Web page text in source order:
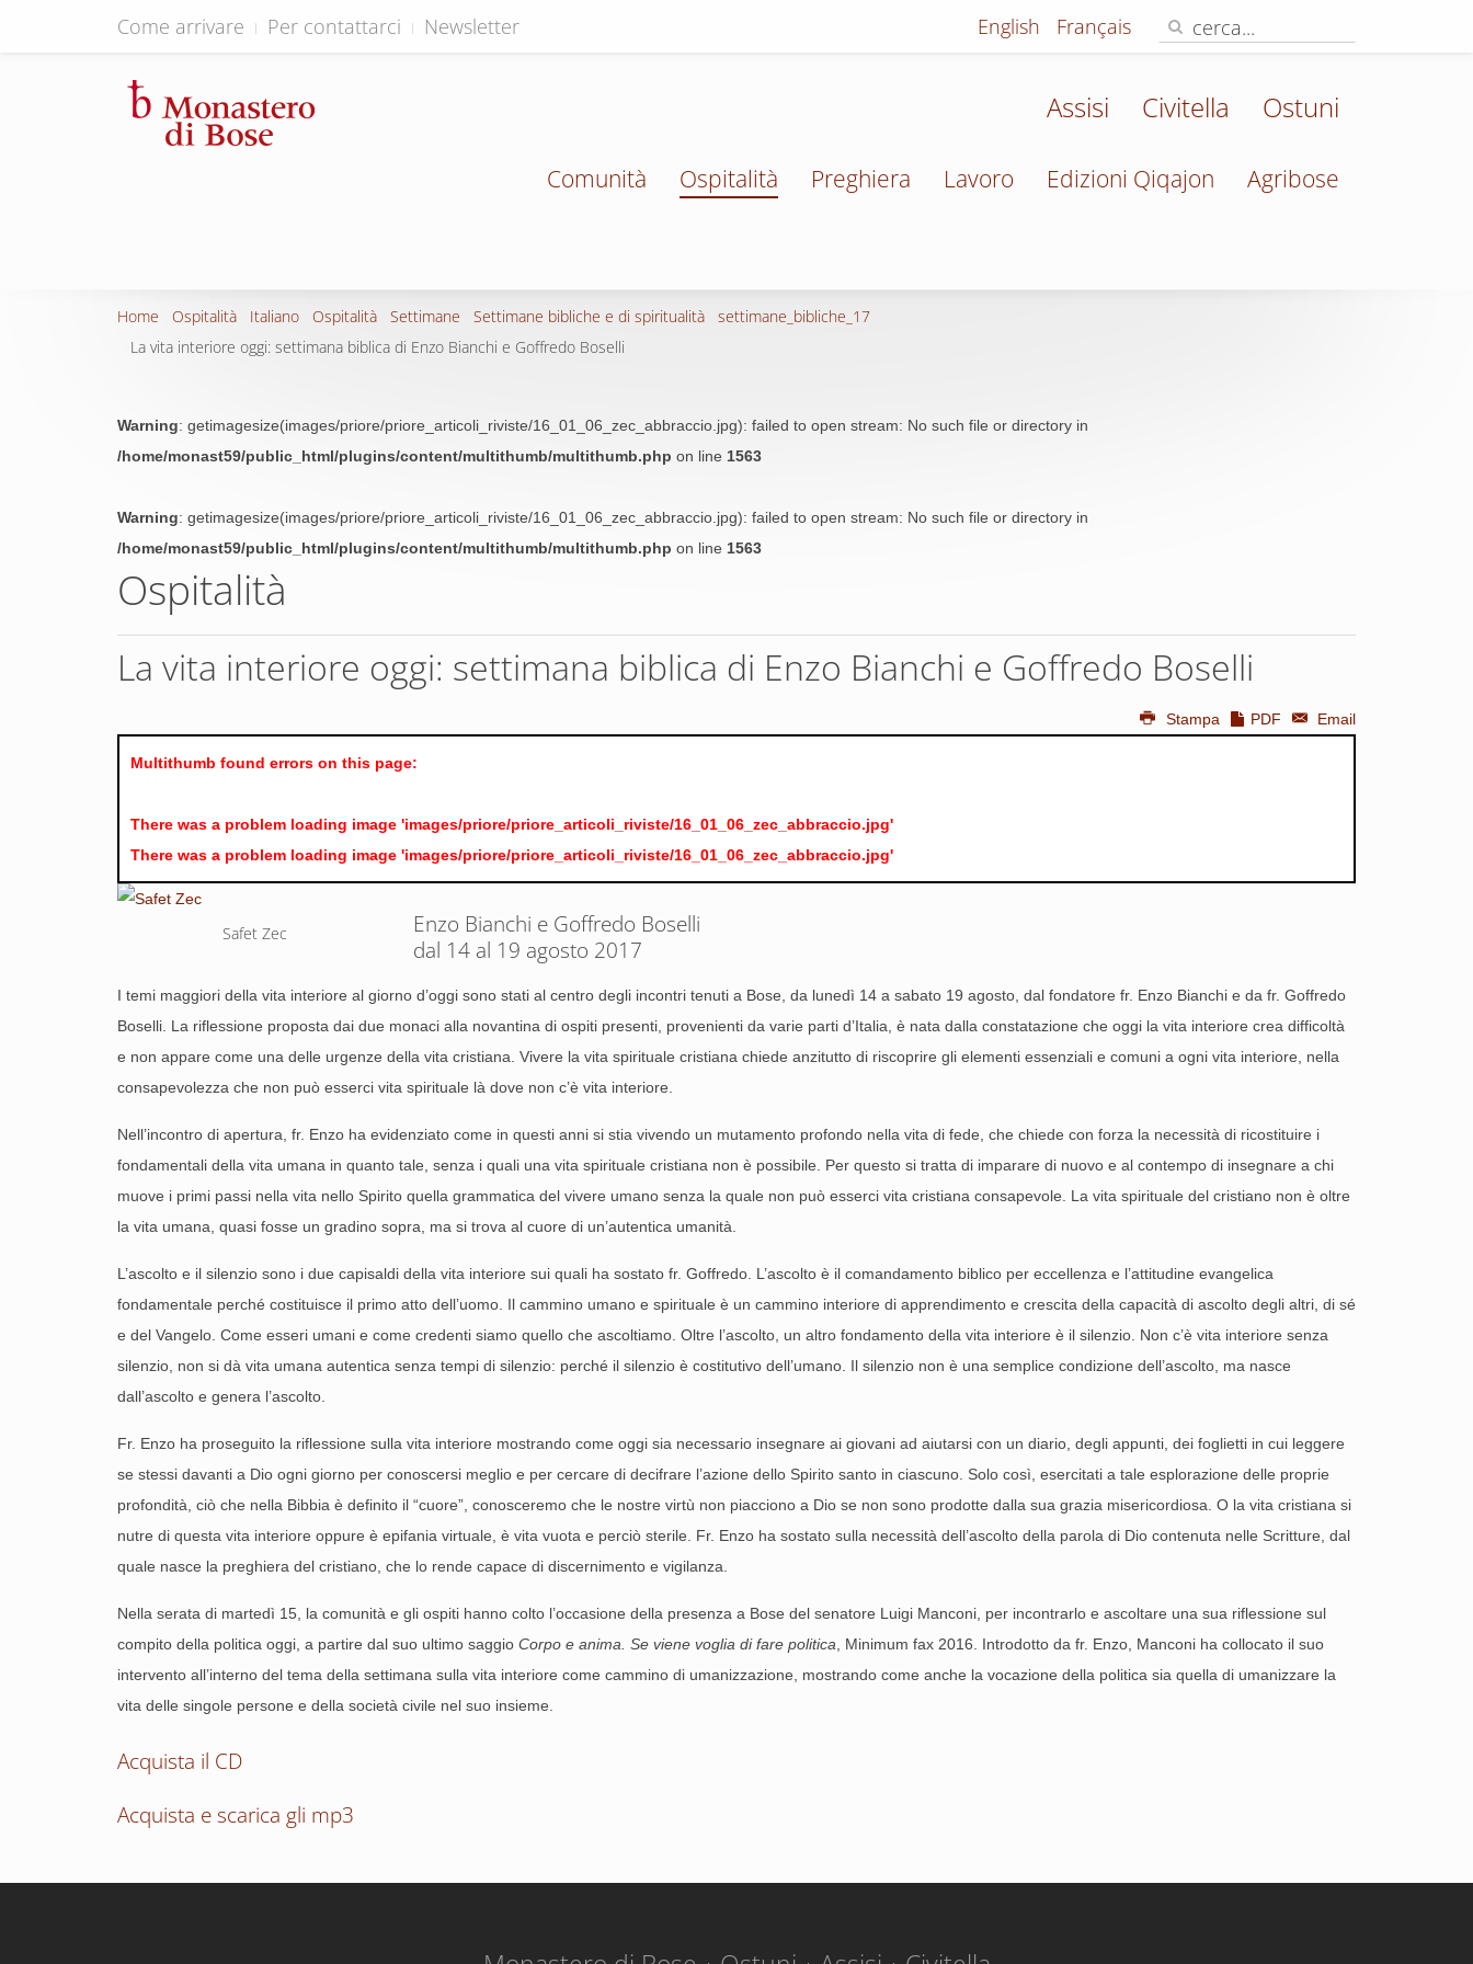
Come arrivare Per contattarci Newsletter English Français
Assisi Civitella Ostuni
Comunità Ospitalità Preghiera Lavoro Edizioni Qiqajon Agribose
Home Ospitalità Italiano Ospitalità Settimane Settimane bibliche e di spiritualità
settimane_bibliche_17
La vita interiore oggi: settimana biblica di Enzo Bianchi e Goffredo Boselli
Warning: getimagesize(images/priore/priore_articoli_riviste/16_01_06_zec_abbraccio.jpg): failed to open stream: No such file or directory in
/home/monast59/public_html/plugins/content/multithumb/multithumb.php on line 1563
Warning: getimagesize(images/priore/priore_articoli_riviste/16_01_06_zec_abbraccio.jpg): failed to open stream: No such file or directory in
/home/monast59/public_html/plugins/content/multithumb/multithumb.php on line 1563
Ospitalità
La vita interiore oggi: settimana biblica di Enzo Bianchi e Goffredo Boselli
Stampa PDF Email
Multithumb found errors on this page:
There was a problem loading image 'images/priore/priore_articoli_riviste/16_01_06_zec_abbraccio.jpg'
There was a problem loading image 'images/priore/priore_articoli_riviste/16_01_06_zec_abbraccio.jpg'
Safet Zec
Enzo Bianchi e Goffredo Boselli
dal 14 al 19 agosto 2017
I temi maggiori della vita interiore al giorno d’oggi sono stati al centro degli incontri tenuti a Bose, da lunedì 14 a sabato 19 agosto, dal fondatore fr. Enzo Bianchi e da fr. Goffredo
Boselli. La riflessione proposta dai due monaci alla novantina di ospiti presenti, provenienti da varie parti d’Italia, è nata dalla constatazione che oggi la vita interiore crea difficoltà
e non appare come una delle urgenze della vita cristiana. Vivere la vita spirituale cristiana chiede anzitutto di riscoprire gli elementi essenziali e comuni a ogni vita interiore, nella
consapevolezza che non può esserci vita spirituale là dove non c’è vita interiore.
Nell’incontro di apertura, fr. Enzo ha evidenziato come in questi anni si stia vivendo un mutamento profondo nella vita di fede, che chiede con forza la necessità di ricostituire i
fondamentali della vita umana in quanto tale, senza i quali una vita spirituale cristiana non è possibile. Per questo si tratta di imparare di nuovo e al contempo di insegnare a chi
muove i primi passi nella vita nello Spirito quella grammatica del vivere umano senza la quale non può esserci vita cristiana consapevole. La vita spirituale del cristiano non è oltre
la vita umana, quasi fosse un gradino sopra, ma si trova al cuore di un’autentica umanità.
L’ascolto e il silenzio sono i due capisaldi della vita interiore sui quali ha sostato fr. Goffredo. L’ascolto è il comandamento biblico per eccellenza e l’attitudine evangelica
fondamentale perché costituisce il primo atto dell’uomo. Il cammino umano e spirituale è un cammino interiore di apprendimento e crescita della capacità di ascolto degli altri, di sé
e del Vangelo. Come esseri umani e come credenti siamo quello che ascoltiamo. Oltre l’ascolto, un altro fondamento della vita interiore è il silenzio. Non c’è vita interiore senza
silenzio, non si dà vita umana autentica senza tempi di silenzio: perché il silenzio è costitutivo dell’umano. Il silenzio non è una semplice condizione dell’ascolto, ma nasce
dall’ascolto e genera l’ascolto.
Fr. Enzo ha proseguito la riflessione sulla vita interiore mostrando come oggi sia necessario insegnare ai giovani ad aiutarsi con un diario, degli appunti, dei foglietti in cui leggere
se stessi davanti a Dio ogni giorno per conoscersi meglio e per cercare di decifrare l’azione dello Spirito santo in ciascuno. Solo così, esercitati a tale esplorazione delle proprie
profondità, ciò che nella Bibbia è definito il “cuore”, conosceremo che le nostre virtù non piacciono a Dio se non sono prodotte dalla sua grazia misericordiosa. O la vita cristiana si
nutre di questa vita interiore oppure è epifania virtuale, è vita vuota e perciò sterile. Fr. Enzo ha sostato sulla necessità dell’ascolto della parola di Dio contenuta nelle Scritture, dal
quale nasce la preghiera del cristiano, che lo rende capace di discernimento e vigilanza.
Nella serata di martedì 15, la comunità e gli ospiti hanno colto l’occasione della presenza a Bose del senatore Luigi Manconi, per incontrarlo e ascoltare una sua riflessione sul
compito della politica oggi, a partire dal suo ultimo saggio Corpo e anima. Se viene voglia di fare politica , Minimum fax 2016. Introdotto da fr. Enzo, Manconi ha collocato il suo
intervento all’interno del tema della settimana sulla vita interiore come cammino di umanizzazione, mostrando come anche la vocazione della politica sia quella di umanizzare la
vita delle singole persone e della società civile nel suo insieme.
Acquista il CD
Acquista e scarica gli mp3